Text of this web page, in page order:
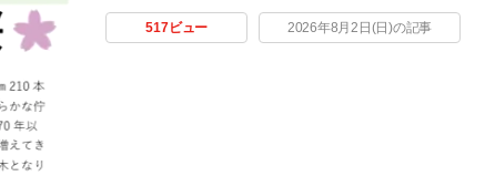
517ビュー 2026年8月2日(日)の記事